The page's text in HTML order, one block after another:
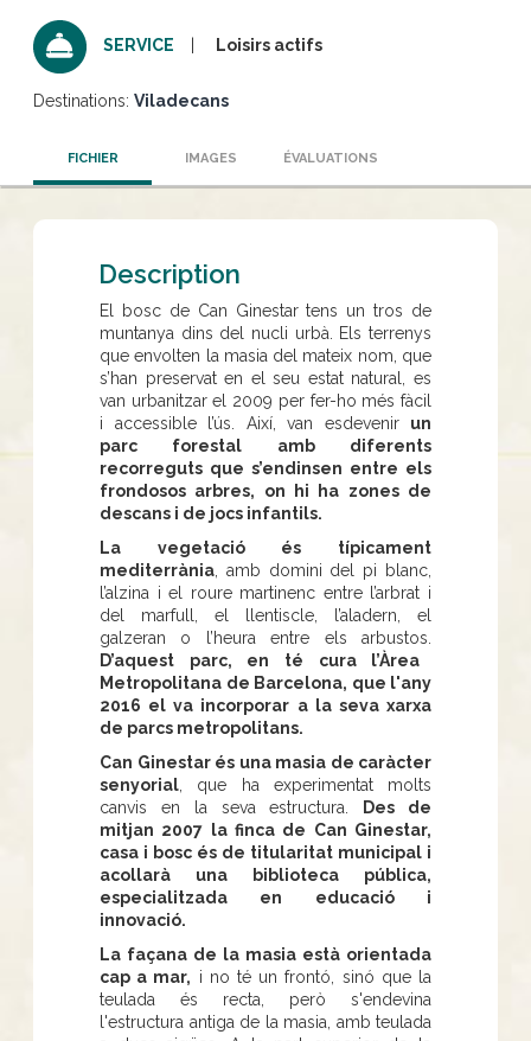
SERVICE Loisirs actifs
Destinations: Viladecans
FICHIER IMAGES ÉVALUATIONS
Description
El bosc de Can Ginestar tens un tros de
muntanya dins del nucli urbà. Els terrenys
que envolten la masia del mateix nom, que
s’han preservat en el seu estat natural, es
van urbanitzar el 2009 per fer-ho més fàcil
i accessible l’ús. Així, van esdevenir un
parc forestal amb diferents
recorreguts que s’endinsen entre els
frondosos arbres, on hi ha zones de
descans i de jocs infantils.
La vegetació és típicament
mediterrània , amb domini del pi blanc,
l’alzina i el roure martinenc entre l’arbrat i
del marfull, el llentiscle, l’aladern, el
galzeran o l’heura entre els arbustos.
D’aquest parc, en té cura l’Àrea
Metropolitana de Barcelona, que l'any
2016 el va incorporar a la seva xarxa
de parcs metropolitans.
Can Ginestar és una masia de caràcter
senyorial , que ha experimentat molts
canvis en la seva estructura.
Des de
mitjan 2007 la finca de Can Ginestar,
casa i bosc és de titularitat municipal i
acollarà una biblioteca pública,
especialitzada en educació i
innovació.
La façana de la masia està orientada
cap a mar, i no té un frontó, sinó que la
teulada és recta, però s'endevina
l'estructura antiga de la masia, amb teulada